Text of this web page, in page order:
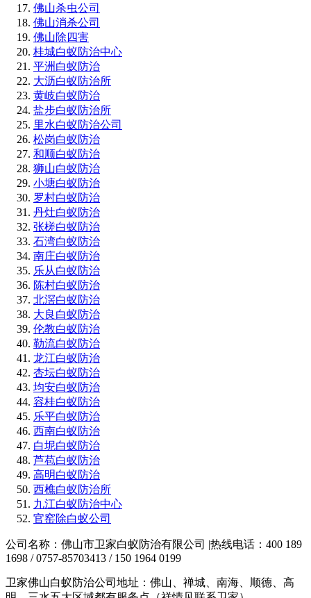
佛山杀虫公司
佛山消杀公司
佛山除四害
桂城白蚁防治中心
平洲白蚁防治
大沥白蚁防治所
黄岐白蚁防治
盐步白蚁防治所
里水白蚁防治公司
松岗白蚁防治
和顺白蚁防治
狮山白蚁防治
小塘白蚁防治
罗村白蚁防治
丹灶白蚁防治
张槎白蚁防治
石湾白蚁防治
南庄白蚁防治
乐从白蚁防治
陈村白蚁防治
北滘白蚁防治
大良白蚁防治
伦教白蚁防治
勒流白蚁防治
龙江白蚁防治
杏坛白蚁防治
均安白蚁防治
容桂白蚁防治
乐平白蚁防治
西南白蚁防治
白坭白蚁防治
芦苞白蚁防治
高明白蚁防治
西樵白蚁防治所
九江白蚁防治中心
官窑除白蚁公司
公司名称：佛山市卫家白蚁防治有限公司 |热线电话：400 189
1698 / 0757-85703413 / 150 1964 0199
卫家佛山白蚁防治公司地址：佛山、禅城、南海、顺德、高